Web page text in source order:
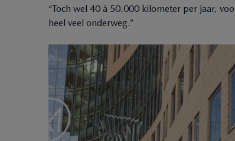
“Toch wel 40 à 50.000 kilometer per jaar,
heel veel onderweg.”